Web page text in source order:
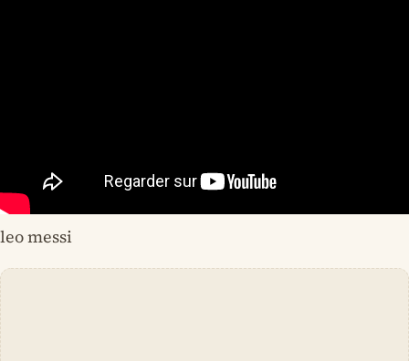
leo messi